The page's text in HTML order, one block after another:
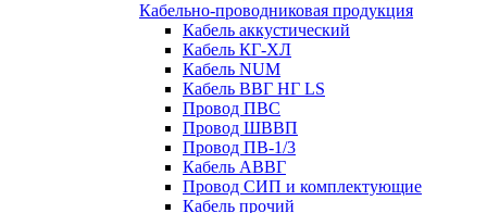
Кабельно-проводниковая продукция
Кабель аккустический
Кабель КГ-ХЛ
Кабель NUM
Кабель ВВГ НГ LS
Провод ПВС
Провод ШВВП
Провод ПВ-1/3
Кабель АВВГ
Провод СИП и комплектующие
Кабель прочий